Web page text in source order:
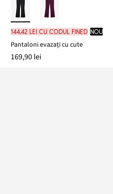
144,42 lei cu codul FINED nou
Pantaloni evazați cu cute
169,90 lei